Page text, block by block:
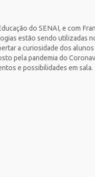
do SENAI, e com
estão sendo utilizadas
a curiosidade dos alunos
pela pandemia do
e possibilidades em sala.